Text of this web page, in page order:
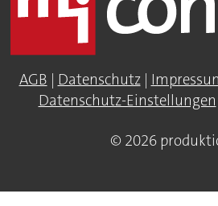
AGB | Datenschutz|
Datenschutz-Einstellungen
© 2026